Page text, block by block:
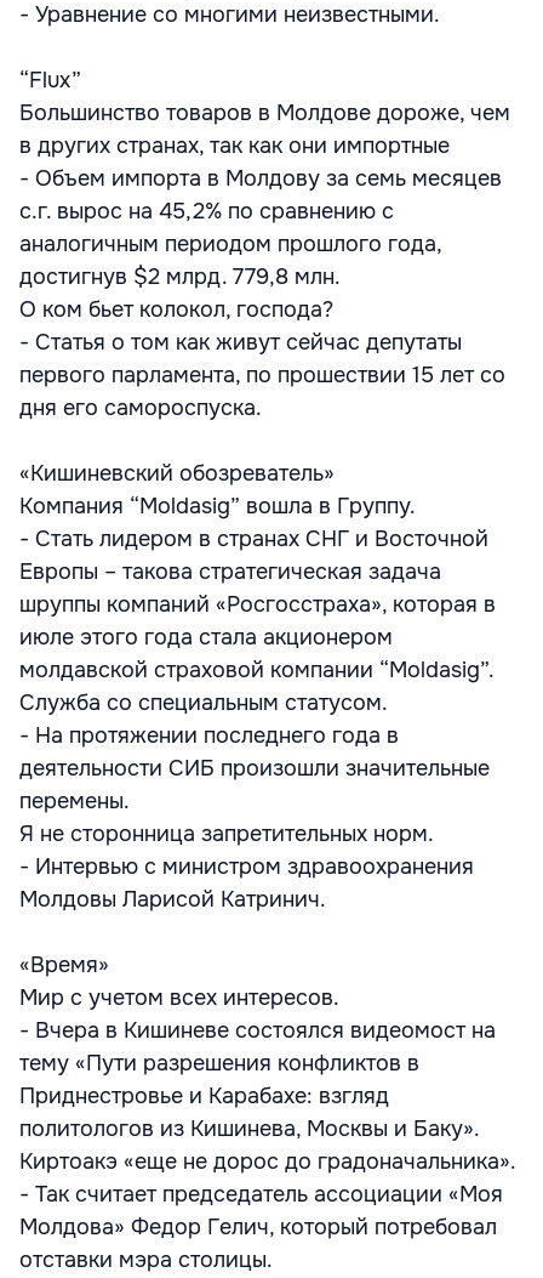
- Уравнение со многими неизвестными.
“Flux”
Большинство товаров в Молдове дороже, чем
в других странах, так как они импортные
- Объем импорта в Молдову за семь месяцев
с.г. вырос на 45,2% по сравнению с
аналогичным периодом прошлого года,
достигнув $2 млрд. 779,8 млн.
О ком бьет колокол, господа?
- Статья о том как живут сейчас депутаты
первого парламента, по прошествии 15 лет со
дня его самороспуска.
«Кишиневский обозреватель»
Компания “Moldasig” вошла в Группу.
- Стать лидером в странах СНГ и Восточной
Европы – такова стратегическая задача
шруппы компаний «Росгосстраха», которая в
июле этого года стала акционером
молдавской страховой компании “Moldasig”.
Служба со специальным статусом.
- На протяжении последнего года в
деятельности СИБ произошли значительные
перемены.
Я не сторонница запретительных норм.
- Интервью с министром здравоохранения
Молдовы Ларисой Катринич.
«Время»
Мир с учетом всех интересов.
- Вчера в Кишиневе состоялся видеомост на
тему «Пути разрешения конфликтов в
Приднестровье и Карабахе: взгляд
политологов из Кишинева, Москвы и Баку».
Киртоакэ «еще не дорос до градоначальника».
- Так считает председатель ассоциации «Моя
Молдова» Федор Гелич, который потребовал
отставки мэра столицы.